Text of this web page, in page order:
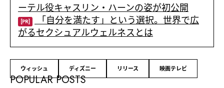
ーテル役キャスリン・ハーンの姿が初公開
[PR] 「自分を満たす」という選択。世界で広
がるセクシュアルウェルネスとは
ウィッシュ ディズニー リリース 映画テレビ
POPULAR POSTS